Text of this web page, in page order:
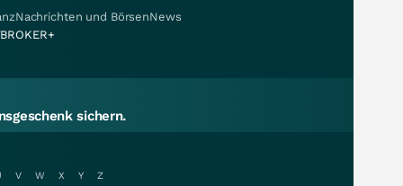
und BörsenNews
sichern.
V W X Y
Z